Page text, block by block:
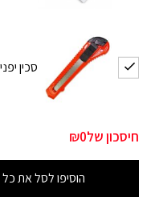
סכין
חיסכון של₪0
הוסיפו לסל את